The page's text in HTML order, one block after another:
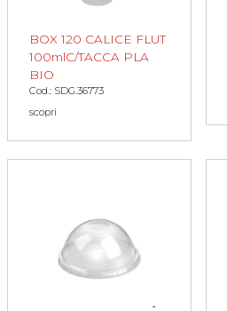
BOX 120 CALICE FLUT
100mlC/TACCA PLA
BIO
Cod.: SDG.36773
scopri